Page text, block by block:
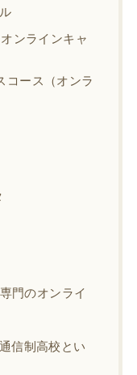
ンラインキャ
コース（オンラ
門のオンライ
信制高校とい